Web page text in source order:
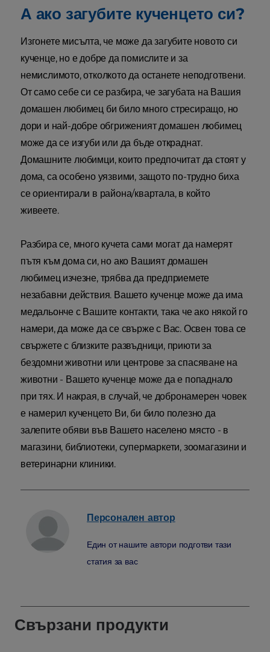
А ако загубите кученцето си?
Изгонете мисълта, че може да загубите новото си
кученце, но е добре да помислите и за
немислимото, отколкото да останете неподготвени.
От само себе си се разбира, че загубата на Вашия
домашен любимец би било много стресиращо, но
дори и най-добре обгриженият домашен любимец
може да се изгуби или да бъде откраднат.
Домашните любимци, които предпочитат да стоят у
дома, са особено уязвими, защото по-трудно биха
се ориентирали в района/квартала, в който
живеете.
Разбира се, много кучета сами могат да намерят
пътя към дома си, но ако Вашият домашен
любимец изчезне, трябва да предприемете
незабавни действия. Вашето кученце може да има
медальонче с Вашите контакти, така че ако някой го
намери, да може да се свърже с Вас. Освен това се
свържете с близките развъдници, приюти за
бездомни животни или центрове за спасяване на
животни - Вашето кученце може да е попаднало
при тях. И накрая, в случай, че добронамерен човек
е намерил кученцето Ви, би било полезно да
залепите обяви във Вашето населено място - в
магазини, библиотеки, супермаркети, зоомагазини и
ветеринарни клиники.
Персонален автор
Един от нашите автори подготви тази
статия за вас
Свързани продукти